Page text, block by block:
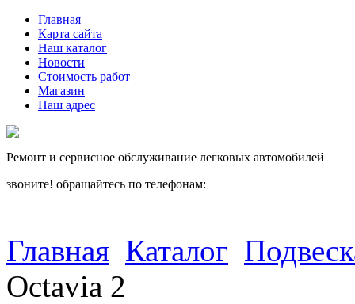
Главная
Карта сайта
Наш каталог
Новости
Стоимость работ
Магазин
Наш адрес
Ремонт и сервисное обслуживание легковых автомобилей
звоните! обращайтесь по телефонам:
Главная Каталог
Octavia 2